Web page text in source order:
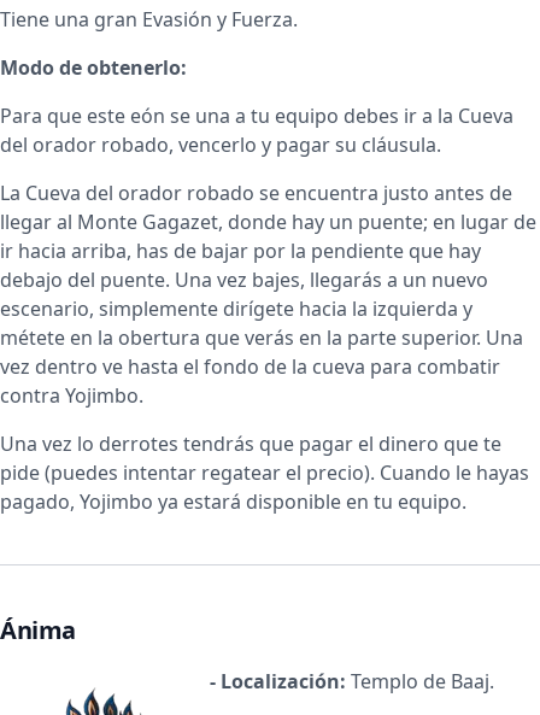
Tiene una gran Evasión y Fuerza.
Modo de obtenerlo:
Para que este eón se una a tu equipo debes ir a la Cueva
del orador robado, vencerlo y pagar su cláusula.
La Cueva del orador robado se encuentra justo antes de
llegar al Monte Gagazet, donde hay un puente; en lugar de
ir hacia arriba, has de bajar por la pendiente que hay
debajo del puente. Una vez bajes, llegarás a un nuevo
escenario, simplemente dirígete hacia la izquierda y
métete en la obertura que verás en la parte superior. Una
vez dentro ve hasta el fondo de la cueva para combatir
contra Yojimbo.
Una vez lo derrotes tendrás que pagar el dinero que te
pide (puedes intentar regatear el precio). Cuando le hayas
pagado, Yojimbo ya estará disponible en tu equipo.
Ánima
- Localización: Templo de Baaj.